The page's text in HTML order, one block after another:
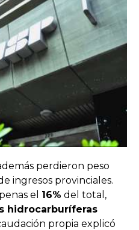
perdieron peso
ingresos provinciales.
el 16% del total,
hidrocarburíferas
propia explicó